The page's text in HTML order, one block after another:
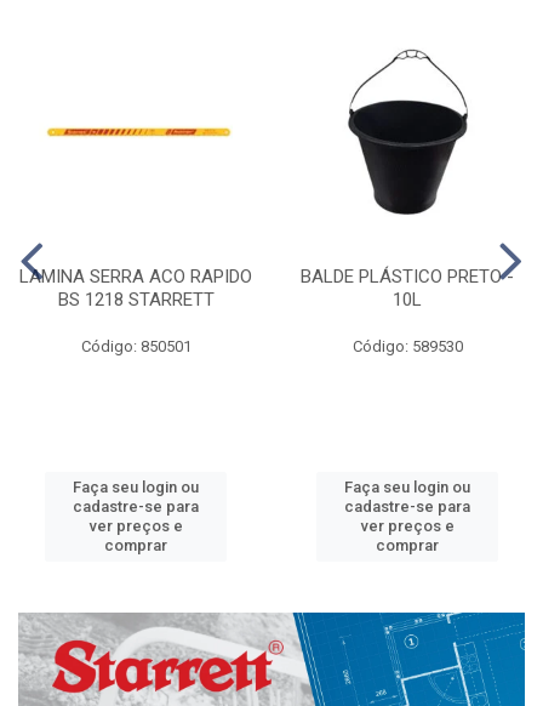
LAMINA SERRA ACO RAPIDO
BS 1218 STARRETT
Código: 850501
Faça seu login ou
cadastre-se para
ver preços e
comprar
BALDE PLÁSTICO PRETO -
10L
Código: 589530
Faça seu login ou
cadastre-se para
ver preços e
comprar